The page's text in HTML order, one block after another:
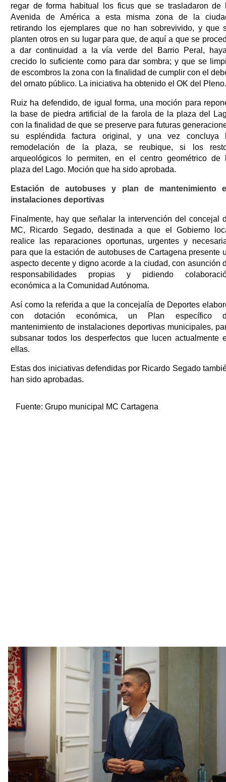
regar de forma habitual los ficus que se trasladaron de
Avenida de América a esta misma zona de la
retirando los ejemplares que no han sobrevivido, y que
planten otros en su lugar para que, de aquí a que se
a dar continuidad a la vía verde del Barrio Peral,
crecido lo suficiente como para dar sombra; y que se
de escombros la zona con la finalidad de cumplir con el
del ornato público. La iniciativa ha obtenido el OK del Pleno.
Ruiz ha defendido, de igual forma, una moción para
la base de piedra artificial de la farola de la plaza del
con la finalidad de que se preserve para futuras
su espléndida factura original, y una vez concluya
remodelación de la plaza, se reubique, si los
arqueológicos lo permiten, en el centro geométrico de
plaza del Lago. Moción que ha sido aprobada.
Estación de autobuses y plan de mantenimiento
instalaciones deportivas
Finalmente, hay que señalar la intervención del concejal
MC, Ricardo Segado, destinada a que el Gobierno
realice las reparaciones oportunas, urgentes y
para que la estación de autobuses de Cartagena presente
aspecto decente y digno acorde a la ciudad, con asunción
responsabilidades propias y pidiendo
económica a la Comunidad Autónoma.
Así como la referida a que la concejalía de Deportes
con dotación económica, un Plan específico
mantenimiento de instalaciones deportivas municipales,
subsanar todos los desperfectos que lucen actualmente
ellas.
Estas dos iniciativas defendidas por Ricardo Segado
han sido aprobadas.
Fuente: Grupo municipal MC Cartagena